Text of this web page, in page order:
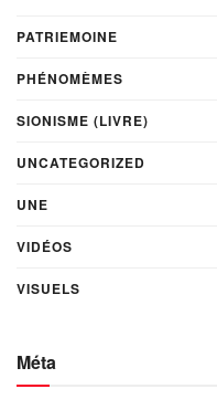
PATRIEMOINE
PHÉNOMÈMES
SIONISME (LIVRE)
UNCATEGORIZED
UNE
VIDÉOS
VISUELS
Méta